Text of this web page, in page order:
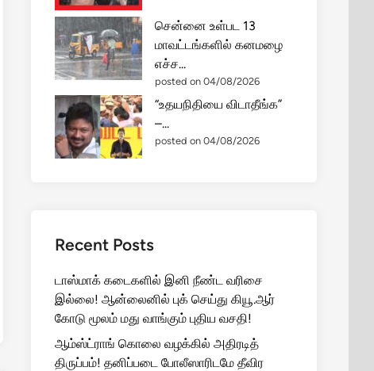
சென்னை உள்பட 13
மாவட்டங்களில் கனமழை
எச்ச...
posted on 04/08/2026
“உதயநிதியை விடாதீங்க”
–...
posted on 04/08/2026
Recent Posts
டாஸ்மாக் கடைகளில் இனி நீண்ட வரிசை
இல்லை! ஆன்லைனில் புக் செய்து கியூ.ஆர்
கோடு மூலம் மது வாங்கும் புதிய வசதி!
ஆம்ஸ்ட்ராங் கொலை வழக்கில் அதிரடித்
திருப்பம்! தனிப்படை போலீஸாரிடமே தீவிர